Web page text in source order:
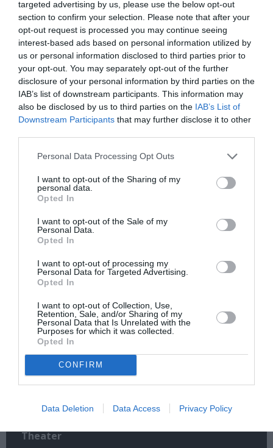
targeted advertising by us, please use the below opt-out
section to confirm your selection. Please note that after your
opt-out request is processed you may continue seeing
interest-based ads based on personal information utilized by
us or personal information disclosed to third parties prior to
your opt-out. You may separately opt-out of the further
disclosure of your personal information by third parties on the
IAB’s list of downstream participants. This information may
also be disclosed by us to third parties on the IAB’s List of
Downstream Participants that may further disclose it to other
Personal Data Processing Opt Outs
I want to opt-out of the Sharing of my
personal data.
Opted In
I want to opt-out of the Sale of my
Personal Data.
Opted In
I want to opt-out of processing my
Personal Data for Targeted Advertising.
Opted In
I want to opt-out of Collection, Use,
Retention, Sale, and/or Sharing of my
Personal Data that Is Unrelated with the
Purposes for which it was collected.
Opted In
CONFIRM
Data Deletion Data Access Privacy Policy
Tags
ΓΙΩΡΓΟΣ ΝΙΚΗΦΟΡΟΥ ΖΕΡΒΑΚΗΣ
ΕΝΤΕΧΝΟ - ΛΑΪΚΟ - ΠΑΡΑΔΟΣΙΑΚΗ
ΣΥΝΑΥΛΙΕΣ 2022
Newsletter
Κάθε βδομάδα στο e-mail σας τα τελευταία νέα για
την Τέχνη και τον Πολιτισμό!
Ακολουθήστε το Culturenow.gr
Tribute: Μια
μοναδική συναυλία
Theater
Farewell: Οι Uriah
Heep στο Floyd